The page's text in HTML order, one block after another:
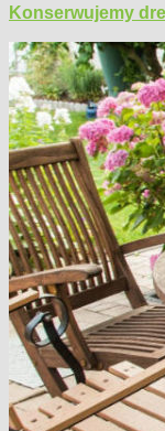
Konserwujemy